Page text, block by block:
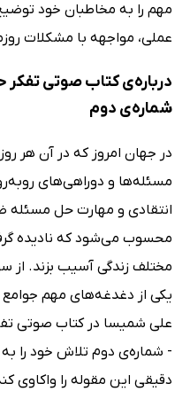
مهم را به مخاطبان خود
عملی، مواجهه با مشکلات
درباره‌ی کتاب صوتی تفکر
شماره‌ی دوم
در جهان امروز که در آن هر
مسئله‌ها و دوراهی‌های
انتقادی و مهارت حل مسئله
محسوب می‌شود که نادیده
مختلف زندگی آسیب بزند. از
یکی از دغدغه‌های مهم
علی شمیسا در کتاب صوتی
- شماره‌ی دوم تلاش خود را به
دقیقی این مقوله را واکاوی